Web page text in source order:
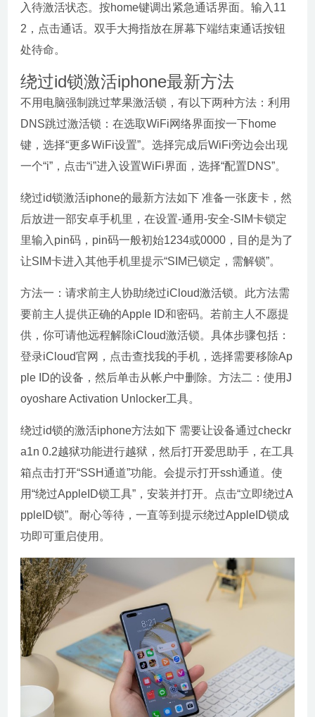
入待激活状态。按home键调出紧急通话界面。输入11
2，点击通话。双手大拇指放在屏幕下端结束通话按钮
处待命。
绕过id锁激活iphone最新方法
不用电脑强制跳过苹果激活锁，有以下两种方法：利用
DNS跳过激活锁：在选取WiFi网络界面按一下home
键，选择“更多WiFi设置”。选择完成后WiFi旁边会出现
一个“i”，点击“i”进入设置WiFi界面，选择“配置DNS”。
绕过id锁激活iphone的最新方法如下 准备一张废卡，然
后放进一部安卓手机里，在设置-通用-安全-SIM卡锁定
里输入pin码，pin码一般初始1234或0000，目的是为了
让SIM卡进入其他手机里提示“SIM已锁定，需解锁”。
方法一：请求前主人协助绕过iCloud激活锁。此方法需
要前主人提供正确的Apple ID和密码。若前主人不愿提
供，你可请他远程解除iCloud激活锁。具体步骤包括：
登录iCloud官网，点击查找我的手机，选择需要移除Ap
ple ID的设备，然后单击从帐户中删除。方法二：使用J
oyoshare Activation Unlocker工具。
绕过id锁的激活iphone方法如下 需要让设备通过checkr
a1n 0.2越狱功能进行越狱，然后打开爱思助手，在工具
箱点击打开“SSH通道”功能。会提示打开ssh通道。使
用“绕过AppleID锁工具”，安装并打开。点击“立即绕过A
ppleID锁”。耐心等待，一直等到提示绕过AppleID锁成
功即可重启使用。